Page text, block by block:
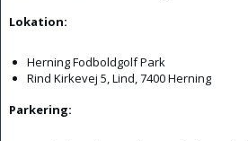
Lokation:
Herning Fodboldgolf Park
Rind Kirkevej 5, Lind, 7400 Herning
Parkering: